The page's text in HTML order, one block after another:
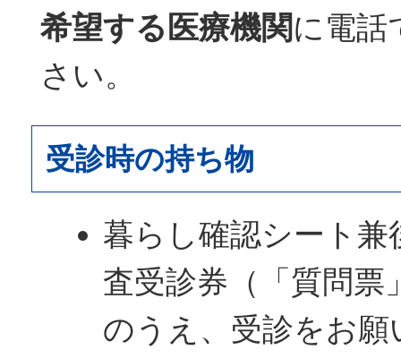
希望する医療機関に電話
さい。
受診時の持ち物
暮らし確認シート兼
査受診券（「質問票
のうえ、受診をお